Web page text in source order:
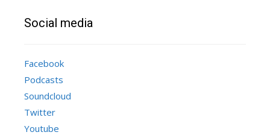
Social media
Facebook
Podcasts
Soundcloud
Twitter
Youtube